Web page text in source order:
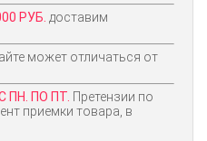
РУБ. доставим
может отличаться от
ПО ПТ. Претензии по
приемки товара, в